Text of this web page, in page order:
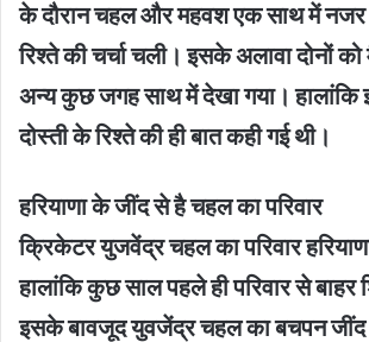
के दौरान चहल और महवश एक साथ में
रिश्ते की चर्चा चली। इसके अलावा दोनों
अन्य कुछ जगह साथ में देखा गया।
दोस्ती के रिश्ते की ही बात कही गई थी।
हरियाणा के जींद से है चहल का परिवार
क्रिकेटर युजवेंद्र चहल का परिवार
हालांकि कुछ साल पहले ही परिवार से बाहर
इसके बावजूद युवजेंद्र चहल का बचपन जींद